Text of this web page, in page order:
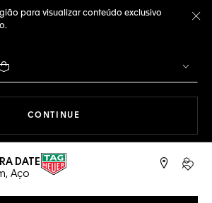
para visualizar conteúdo exclusivo
CONTINUE
Conta
DATE
Aço